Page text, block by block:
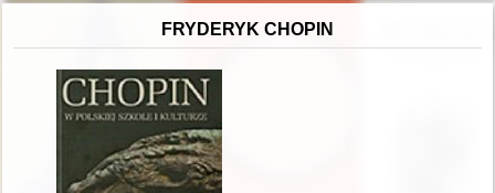
FRYDERYK CHOPIN